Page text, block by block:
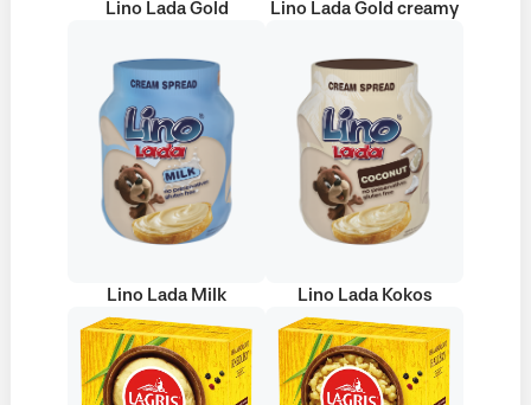
Lino Lada Gold Lino Lada Gold creamy
Lino Lada Milk Lino Lada Kokos